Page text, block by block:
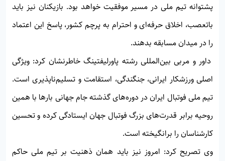
پشتوانه تیم ملی در مسیر موفقیت خواهد بود. بازیکنان نیز باید
باتعصب، اخلاق حرفه‌ای و احترام به پرچم کشور، پاسخ این اعتماد
را در میدان مسابقه بدهند.
داور و مربی بین‌المللی رشته پاورلیفتینگ خاطرنشان کرد: ویژگی
اصلی ورزشکار ایرانی، جنگندگی، استقامت و تسلیم‌ناپذیری است.
تیم ملی فوتبال ایران در دوره‌های گذشته جام جهانی بارها با همین
روحیه برابر قدرت‌های بزرگ فوتبال جهان ایستادگی کرده و تحسین
کارشناسان را برانگیخته است.
وی تصریح کرد: امروز نیز باید همان ذهنیت بر تیم ملی حاکم